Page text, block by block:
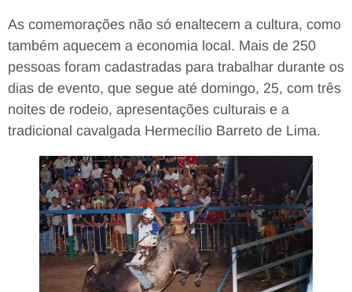
As comemorações não só enaltecem a cultura, como
também aquecem a economia local. Mais de 250
pessoas foram cadastradas para trabalhar durante os
dias de evento, que segue até domingo, 25, com três
noites de rodeio, apresentações culturais e a
tradicional cavalgada Hermecílio Barreto de Lima.